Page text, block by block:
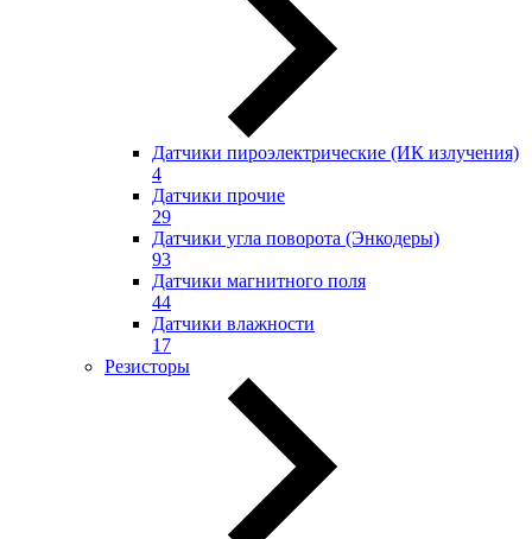
Датчики пироэлектрические (ИК излучения)
4
Датчики прочие
29
Датчики угла поворота (Энкодеры)
93
Датчики магнитного поля
44
Датчики влажности
17
Резисторы